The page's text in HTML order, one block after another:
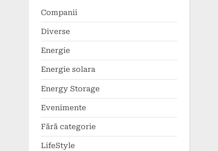
Companii
Diverse
Energie
Energie solara
Energy Storage
Evenimente
Fără categorie
LifeStyle